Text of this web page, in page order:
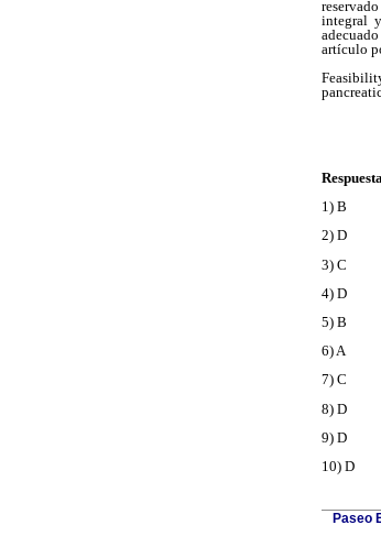
integral
artículo
1) B
2) D
3) C
4) D
5) B
6) A
7) C
8) D
9) D
10) D
Paseo